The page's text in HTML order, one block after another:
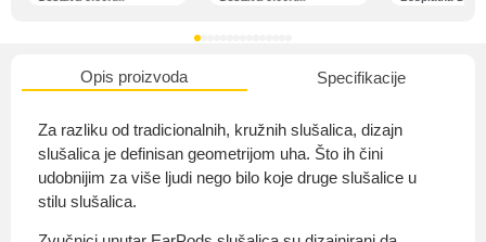
Opis proizvoda Specifikacije
Za razliku od tradicionalnih, kružnih slušalica, dizajn
slušalica je definisan geometrijom uha. Što ih čini
udobnijim za više ljudi nego bilo koje druge slušalice u
stilu slušalica.
O nama